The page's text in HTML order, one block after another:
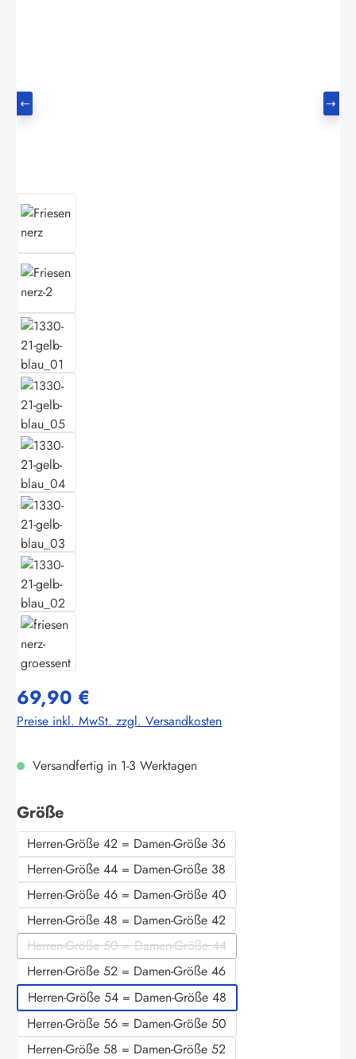
69,90 €
Preise inkl. MwSt. zzgl. Versandkosten
Versandfertig in 1-3 Werktagen
Größeauswählen
Herren-Größe 42 = Damen-Größe 36
Herren-Größe 44 = Damen-Größe 38
Herren-Größe 46 = Damen-Größe 40
Herren-Größe 48 = Damen-Größe 42
Herren-Größe 50 = Damen-Größe 44
(Diese Option ist zurzeit nicht verfügbar.)
Herren-Größe 52 = Damen-Größe 46
Herren-Größe 54 = Damen-Größe 48
Herren-Größe 56 = Damen-Größe 50
Herren-Größe 58 = Damen-Größe 52